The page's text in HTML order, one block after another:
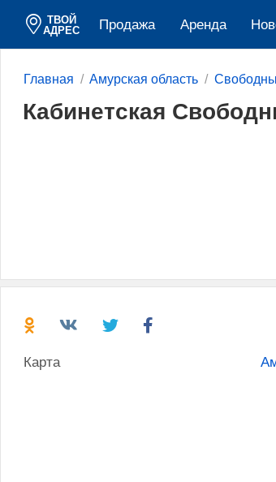
ТВОЙ
АДРЕС
Продажа Аренда
Главная Амурская область
Кабинетская
Карта